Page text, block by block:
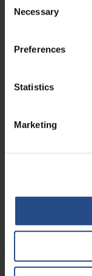
Selection
Necessary
Preferences
Statistics
Marketing
Najbolje uvjete
rezervacije -
Telefon: +385
PRETPLATITE